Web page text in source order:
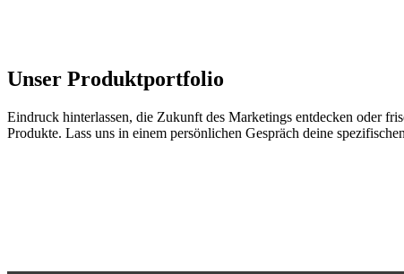
Unser Produktportfolio
Eindruck hinterlassen, die Zukunft des Marketings entdecken oder
Produkte. Lass uns in einem persönlichen Gespräch deine